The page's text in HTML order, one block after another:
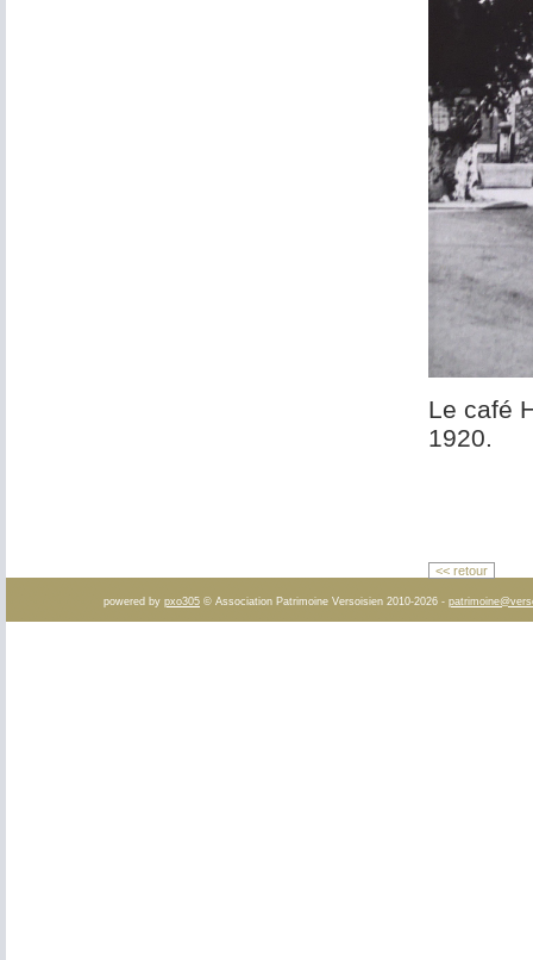
Le café
1920.
<< retour
powered by pxo305 © Association Patrimoine Versoisien 2010-2026 -